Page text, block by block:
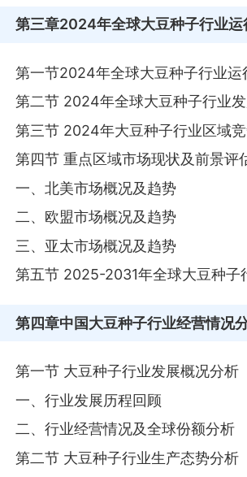
第三章2024年全球大豆种子行业运
第一节2024年全球大豆种子行业运
第二节 2024年全球大豆种子行业
第三节 2024年大豆种子行业区域
第四节 重点区域市场现状及前景评
一、北美市场概况及趋势
二、欧盟市场概况及趋势
三、亚太市场概况及趋势
第五节 2025-2031年全球大豆种子
第四章中国大豆种子行业经营情况
第一节 大豆种子行业发展概况分析
一、行业发展历程回顾
二、行业经营情况及全球份额分析
第二节 大豆种子行业生产态势分析